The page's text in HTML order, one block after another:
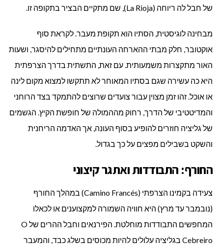
של חבל לה ריוחה (La Rioja), שם מתקיים הבציר בתקופה זו.
מבחינה לוגיסטית, הסתיו הוא תקופת מעבר. לקראת סוף
אוקטובר, חלק מבתי ההארחה העונתיים מתחילים להיסגר, ושעות
האור מתקצרות משמעותית. עם זאת, התשתית בדרך הצרפתית
היא כה עשירה שגם בסתיו המאוחר לא תתקשו למצוא מקום לינה
או אוכל. זהו זמן מצוין עבור צועדים שרוצים להתמקד בצד הרוחני
והמדיטטיבי של הדרך, רחוק מההמולה של חופשת הקיץ. הגשמים
של גליציה חוזרים להופיע בסוף העונה, אך האדמה הריחנית
והשקט בשבילים מפצים על כך בגדול.
החורף: התבודדות ואתגר קיצוני
צעידה בקמינו הצרפתי (Camino Francés) במהלך החורף
(נובמבר עד מרץ) היא חוויה השמורה למקצוענים או לכאלו
המחפשים התבודדות מוחלטת. הפירנאים וחבל ההרים של O
Cebreiro בגליציה עלולים להיות מכוסים בשלג כבד, והמעבר